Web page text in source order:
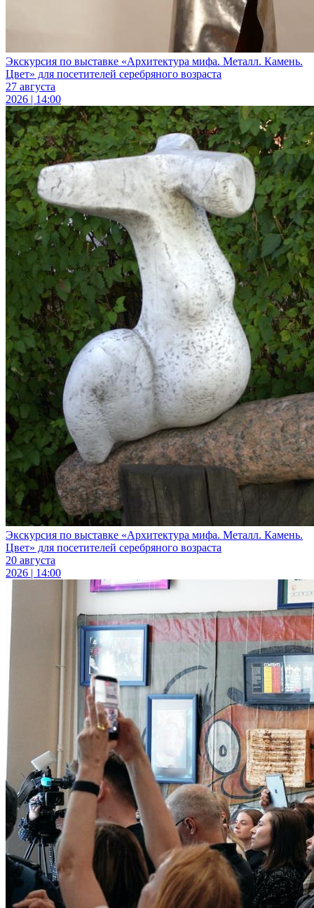
Экскурсия по выставке «Архитектура мифа. Металл. Камень.
Цвет» для посетителей серебряного возраста
27 августа
2026 | 14:00
Экскурсия по выставке «Архитектура мифа. Металл. Камень.
Цвет» для посетителей серебряного возраста
20 августа
2026 | 14:00